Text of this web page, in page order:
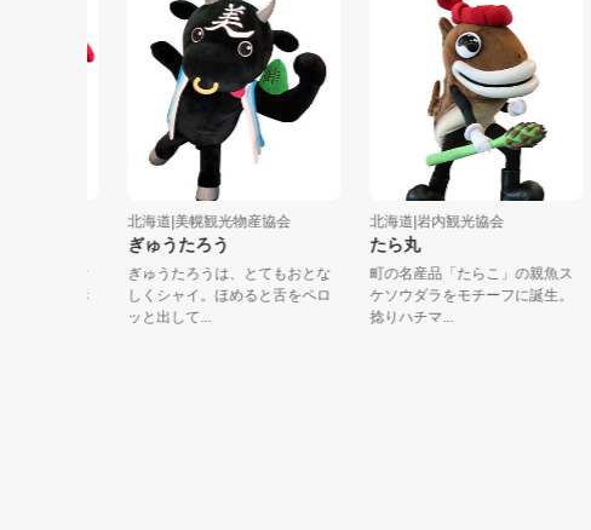
北海道|美幌観光物産協会
ぎゅうたろう
ぎゅうたろうは、とてもおとな
しくシャイ。ほめると舌をペロ
ッと出して...
北海道|岩内観光協会
たら丸
町の名産品「たらこ」の親魚ス
ケソウダラをモチーフに誕生。
捻りハチマ...